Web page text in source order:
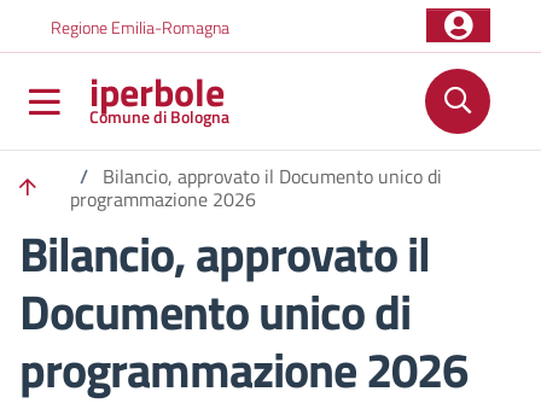
Regione Emilia-Romagna
iperbole
Comune di Bologna
/ Bilancio, approvato il Documento unico di
programmazione 2026
Bilancio, approvato il
Documento unico di
programmazione 2026